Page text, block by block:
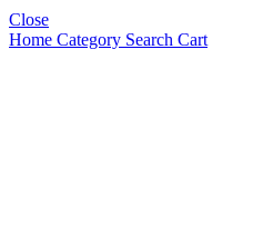
Close
Home Category Search Cart